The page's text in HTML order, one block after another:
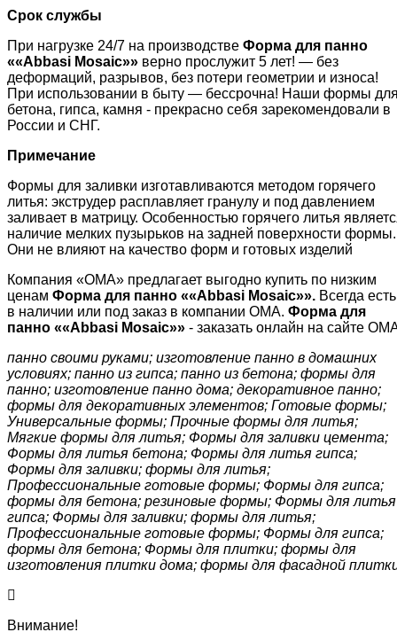
Срок службы
При нагрузке 24/7 на производстве Форма для панно
««Abbasi Mosaic»» верно прослужит 5 лет! — без
деформаций, разрывов, без потери геометрии и износа!
При использовании в быту — бессрочна! Наши формы
бетона, гипса, камня - прекрасно себя зарекомендовали в
России и СНГ.
Примечание
Формы для заливки изготавливаются методом горячего
литья: экструдер расплавляет гранулу и под давлением
заливает в матрицу. Особенностью горячего литья
наличие мелких пузырьков на задней поверхности формы.
Они не влияют на качество форм и готовых изделий
Компания «ОМА» предлагает выгодно купить по низким
ценам Форма для панно ««Abbasi Mosaic»». Всегда есть
в наличии или под заказ в компании ОМА. Форма для
панно ««Abbasi Mosaic»» - заказать онлайн на сайте
панно своими руками; изготовление панно в домашних
условиях; панно из гипса; панно из бетона; формы для
панно; изготовление панно дома; декоративное панно;
формы для декоративных элементов; Готовые формы;
Универсальные формы; Прочные формы для литья;
Мягкие формы для литья; Формы для заливки цемента;
Формы для литья бетона; Формы для литья гипса;
Формы для заливки; формы для литья;
Профессиональные готовые формы; Формы для гипса;
формы для бетона; резиновые формы; Формы для литья
гипса; Формы для заливки; формы для литья;
Профессиональные готовые формы; Формы для гипса;
формы для бетона; Формы для плитки; формы для
изготовления плитки дома; формы для фасадной
Внимание!